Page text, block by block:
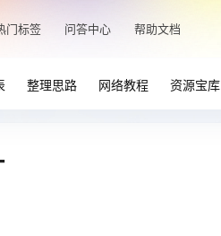
门标签 问答中心 帮助文档
整理思路 网络教程 资源宝库